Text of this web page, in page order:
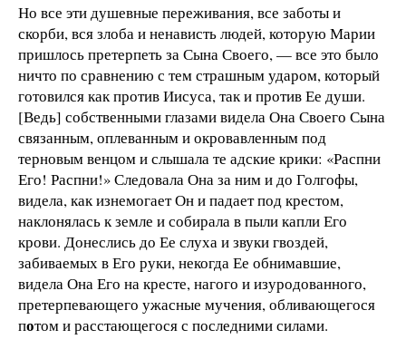
Но все эти душевные переживания, все заботы и
скорби, вся злоба и ненависть людей, которую Марии
пришлось претерпеть за Сына Своего, — все это было
ничто по сравнению с тем страшным ударом, который
готовился как против Иисуса, так и против Ее души.
[Ведь] собственными глазами видела Она Своего Сына
связанным, оплеванным и окровавленным под
терновым венцом и слышала те адские крики: «Распни
Его! Распни!» Следовала Она за ним и до Голгофы,
видела, как изнемогает Он и падает под крестом,
наклонялась к земле и собирала в пыли капли Его
крови. Донеслись до Ее слуха и звуки гвоздей,
забиваемых в Его руки, некогда Ее обнимавшие,
видела Она Его на кресте, нагого и изуродованного,
претерпевающего ужасные мучения, обливающегося
потом и расстающегося с последними силами.